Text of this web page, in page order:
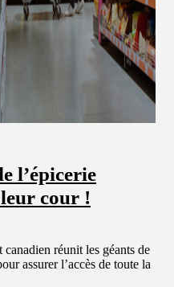
l’épicerie
cour !
réunit les géants de
assurer l’accès de toute la